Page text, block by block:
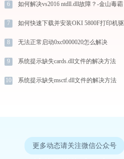
6 如何解决vs2016 ntdll.dll故障？-金山毒霸
7
8 无法正常启动0xc0000020怎么解决
9 系统提示缺失cards.dll文件的解决方法
10 系统提示缺失msctf.dll文件的解决方法
更多动态请关注微信公众号